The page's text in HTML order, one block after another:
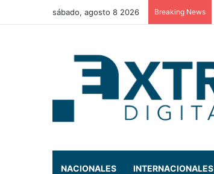
sábado, agosto 8 2026 Breaking News
NACIONALES INTERNACIONALES